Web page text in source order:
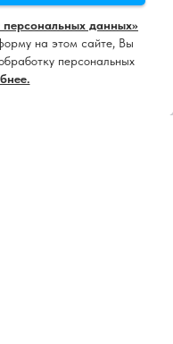
данных»
на этом сайте, Вы
персональных
мы онлайн!